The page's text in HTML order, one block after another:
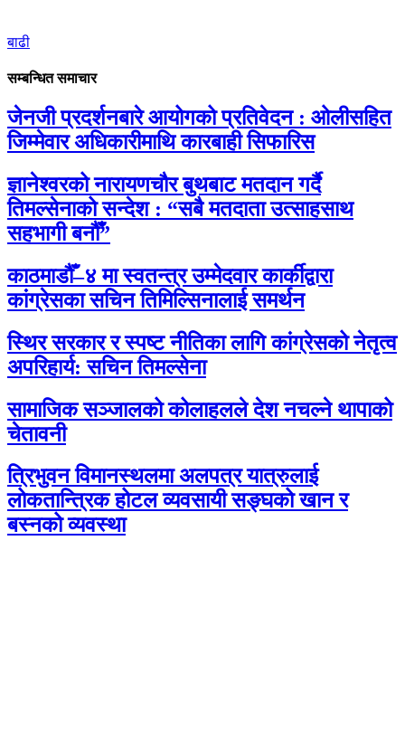
बाढी
सम्बन्धित समाचार
जेनजी प्रदर्शनबारे आयोगको प्रतिवेदन : ओलीसहित
जिम्मेवार अधिकारीमाथि कारबाही सिफारिस
ज्ञानेश्वरको नारायणचौर बुथबाट मतदान गर्दै
तिमल्सेनाको सन्देश : “सबै मतदाता उत्साहसाथ
सहभागी बनौँ”
काठमाडौँ–४ मा स्वतन्त्र उम्मेदवार कार्कीद्वारा
कांग्रेसका सचिन तिमिल्सिनालाई समर्थन
स्थिर सरकार र स्पष्ट नीतिका लागि कांग्रेसको नेतृत्व
अपरिहार्य: सचिन तिमल्सेना
सामाजिक सञ्जालको कोलाहलले देश नचल्ने थापाको
चेतावनी
त्रिभुवन विमानस्थलमा अलपत्र यात्रुलाई
लोकतान्त्रिक होटल व्यवसायी सङ्घको खान र
बस्नको व्यवस्था